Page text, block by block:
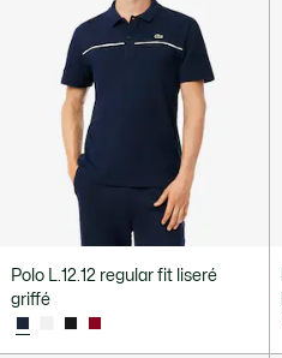
Polo L.12.12 regular fit liseré
griffé